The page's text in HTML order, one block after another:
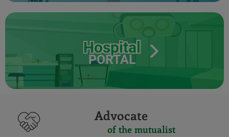
Hospital
PORTAL
Advocate
of the mutualist